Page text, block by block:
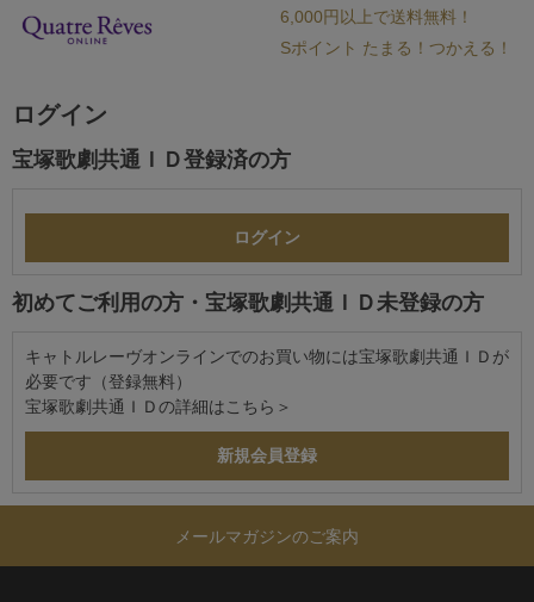
6,000円以上で送料無料！
Sポイント たまる！つかえる！
ログイン
宝塚歌劇共通ＩＤ登録済の方
初めてご利用の方・宝塚歌劇共通ＩＤ未登録の方
キャトルレーヴオンラインでのお買い物には宝塚歌劇共通ＩＤが
必要です（登録無料）
宝塚歌劇共通ＩＤの詳細は こちら＞
メールマガジンのご案内